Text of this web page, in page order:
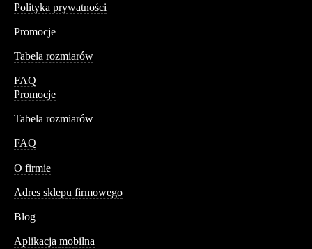
Polityka prywatności
Promocje
Tabela rozmiarów
FAQ
Promocje
Tabela rozmiarów
FAQ
O firmie
Adres sklepu firmowego
Blog
Aplikacja mobilna